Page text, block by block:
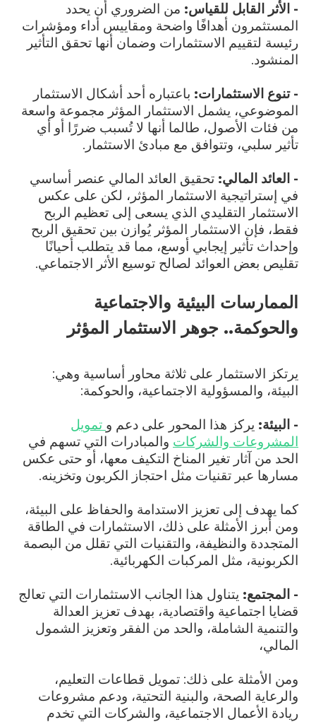
- الأثر القابل للقياس: من الضروري أن يحدد
المستثمرون أهدافًا واضحة ومقاييس أداء ومؤشرات
رئيسة لتقييم الاستثمارات وضمان أنها تحقق التأثير
المنشود.
- تنوع الاستثمارات: باعتباره أحد أشكال الاستثمار
الموضوعي، يشمل الاستثمار المؤثر مجموعة واسعة
من فئات الأصول، طالما أنها لا تُسبب ضررًا أو أي
تأثير سلبي، وتتوافق مع مبادئ الاستثمار.
- العائد المالي: تحقيق العائد المالي عنصر أساسي
في إستراتيجية الاستثمار المؤثر، لكن على عكس
الاستثمار التقليدي الذي يسعى إلى تعظيم الربح
فقط، فإن الاستثمار المؤثر يُوازن بين تحقيق الربح
وإحداث تأثير إيجابي أوسع، مما قد يتطلب أحيانًا
تقليص بعض العوائد لصالح توسيع الأثر الاجتماعي.
الممارسات البيئية والاجتماعية
والحوكمة.. جوهر الاستثمار المؤثر
يرتكز الاستثمار على ثلاثة محاور أساسية وهي:
البيئة، والمسؤولية الاجتماعية، والحوكمة:
- البيئة: يركز هذا المحور على دعم و تمويل
المشروعات والشركات والمبادرات التي تسهم في
الحد من آثار تغير المناخ التكيف معها، أو حتى عكس
مسارها عبر تقنيات مثل احتجاز الكربون وتخزينه.
كما يهدف إلى تعزيز الاستدامة والحفاظ على البيئة،
ومن أبرز الأمثلة على ذلك، الاستثمارات في الطاقة
المتجددة والنظيفة، والتقنيات التي تقلل من البصمة
الكربونية، مثل المركبات الكهربائية.
- المجتمع: يتناول هذا الجانب الاستثمارات التي تعالج
قضايا اجتماعية واقتصادية، بهدف تعزيز العدالة
والتنمية الشاملة، والحد من الفقر وتعزيز الشمول
المالي،
ومن الأمثلة على ذلك: تمويل قطاعات التعليم،
والرعاية الصحة، والبنية التحتية، ودعم مشروعات
ريادة الأعمال الاجتماعية، والشركات التي تخدم